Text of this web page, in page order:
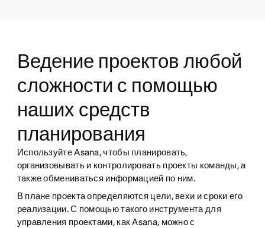
Ведение проектов любой
сложности с помощью
наших средств
планирования
Используйте Asana, чтобы планировать,
организовывать и контролировать проекты команды, а
также обмениваться информацией по ним.
В плане проекта определяются цели, вехи и сроки его
реализации. С помощью такого инструмента для
управления проектами, как Asana, можно с